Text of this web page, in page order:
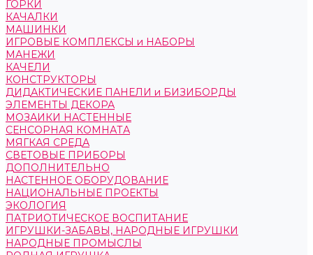
ГОРКИ
КАЧАЛКИ
МАШИНКИ
ИГРОВЫЕ КОМПЛЕКСЫ и НАБОРЫ
МАНЕЖИ
КАЧЕЛИ
КОНСТРУКТОРЫ
ДИДАКТИЧЕСКИЕ ПАНЕЛИ и БИЗИБОРДЫ
ЭЛЕМЕНТЫ ДЕКОРА
МОЗАИКИ НАСТЕННЫЕ
СЕНСОРНАЯ КОМНАТА
МЯГКАЯ СРЕДА
СВЕТОВЫЕ ПРИБОРЫ
ДОПОЛНИТЕЛЬНО
НАСТЕННОЕ ОБОРУДОВАНИЕ
НАЦИОНАЛЬНЫЕ ПРОЕКТЫ
ЭКОЛОГИЯ
ПАТРИОТИЧЕСКОЕ ВОСПИТАНИЕ
ИГРУШКИ-ЗАБАВЫ, НАРОДНЫЕ ИГРУШКИ
НАРОДНЫЕ ПРОМЫСЛЫ